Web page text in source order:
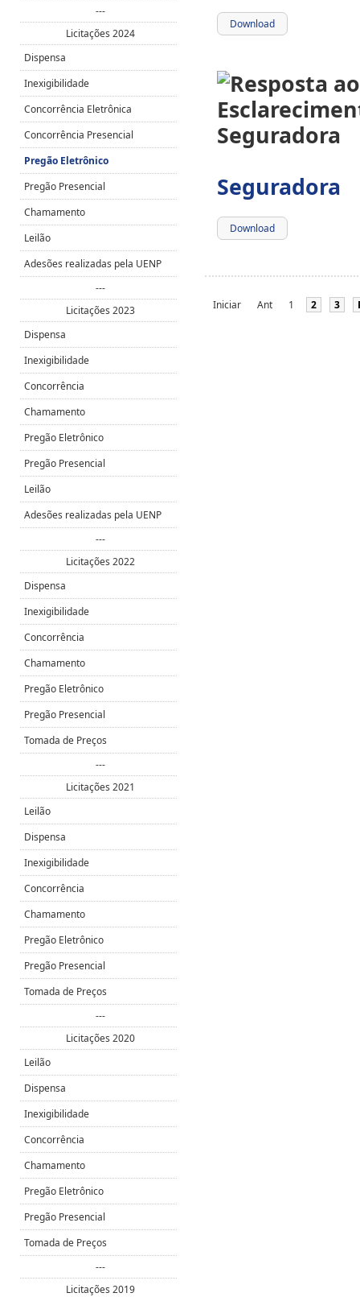
Download
Seguradora
Download
Iniciar Ant 1 2 3
---
Licitações 2024
Dispensa
Inexigibilidade
Concorrência Eletrônica
Concorrência Presencial
Pregão Eletrônico
Pregão Presencial
Chamamento
Leilão
Adesões realizadas pela UENP
---
Licitações 2023
Dispensa
Inexigibilidade
Concorrência
Chamamento
Pregão Eletrônico
Pregão Presencial
Leilão
Adesões realizadas pela UENP
---
Licitações 2022
Dispensa
Inexigibilidade
Concorrência
Chamamento
Pregão Eletrônico
Pregão Presencial
Tomada de Preços
---
Licitações 2021
Leilão
Dispensa
Inexigibilidade
Concorrência
Chamamento
Pregão Eletrônico
Pregão Presencial
Tomada de Preços
---
Licitações 2020
Leilão
Dispensa
Inexigibilidade
Concorrência
Chamamento
Pregão Eletrônico
Pregão Presencial
Tomada de Preços
---
Licitações 2019